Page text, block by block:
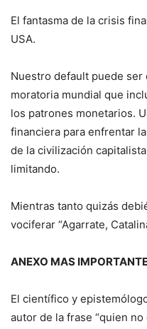
El fantasma de la crisis
USA.
Nuestro default puede
moratoria mundial que
los patrones monetarios.
financiera para enfrentar
de la civilización
limitando.
Mientras tanto quizás
vociferar “Agarrate,
ANEXO MAS
El científico y
autor de la frase “quien